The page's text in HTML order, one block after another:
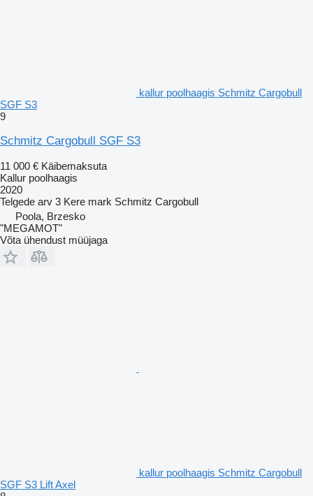
kallur poolhaagis Schmitz Cargobull
SGF S3
9
Schmitz Cargobull SGF S3
11 000 € Käibemaksuta
Kallur poolhaagis
2020
Telgede arv 3 Kere mark Schmitz Cargobull
Poola, Brzesko
"MEGAMOT"
Võta ühendust müüjaga
kallur poolhaagis Schmitz Cargobull
SGF S3 Lift Axel